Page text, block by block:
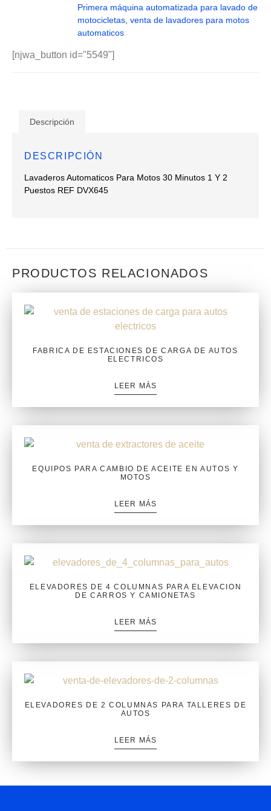
Primera máquina automatizada para lavado de
motocicletas venta de lavadores para motos
automaticos
[njwa_button id="5549"]
Descripción
DESCRIPCIÓN
Lavaderos Automaticos Para Motos 30 Minutos 1 Y 2
Puestos REF DVX645
PRODUCTOS RELACIONADOS
FABRICA DE ESTACIONES DE CARGA DE AUTOS
ELECTRICOS
LEER MÁS
EQUIPOS PARA CAMBIO DE ACEITE EN AUTOS Y
MOTOS
LEER MÁS
ELEVADORES DE 4 COLUMNAS PARA ELEVACION
DE CARROS Y CAMIONETAS
LEER MÁS
ELEVADORES DE 2 COLUMNAS PARA TALLERES DE
AUTOS
LEER MÁS